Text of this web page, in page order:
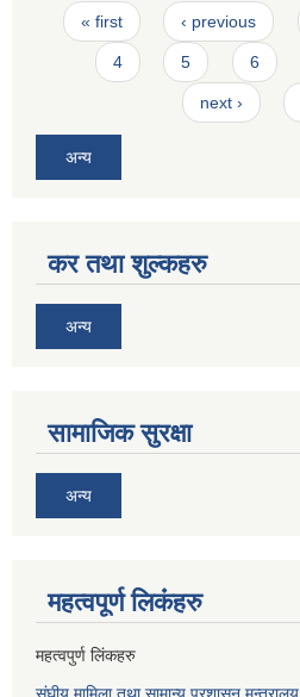
Pages
« first ‹ previous
4 5 6
next ›
अन्य
कर तथा शुल्कहरु
अन्य
सामाजिक सुरक्षा
अन्य
महत्वपूर्ण लि‌कंंहरु
महत्वपुर्ण लिंकहरु